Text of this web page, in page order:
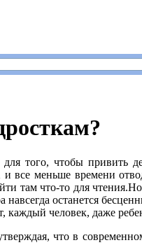
того, чтобы
все меньше времени
там что-то для
навсегда останется
каждый человек, даже
что в